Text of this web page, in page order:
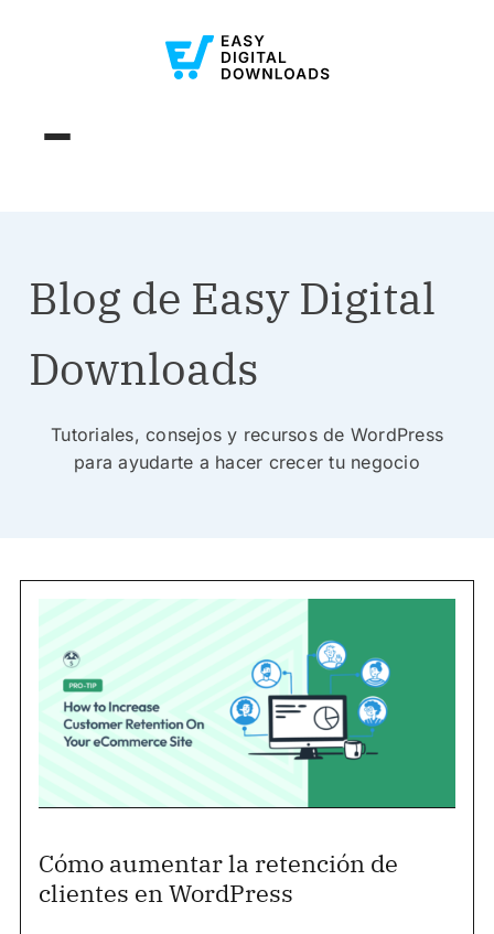
Blog de Easy Digital
Downloads
Tutoriales, consejos y recursos de WordPress
para ayudarte a hacer crecer tu negocio
Cómo aumentar la retención de
clientes en WordPress